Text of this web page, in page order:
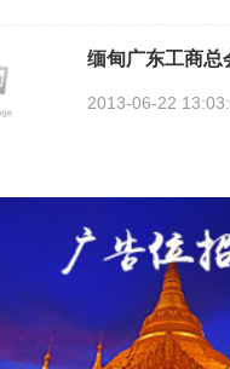
缅甸广东工商总
2013-06-22